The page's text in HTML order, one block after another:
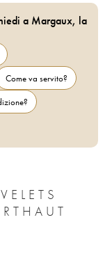
a Margaux, la
Come va servito?